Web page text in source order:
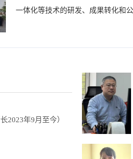
一体化等技术的研发、成果转化和
2023年9月至今）